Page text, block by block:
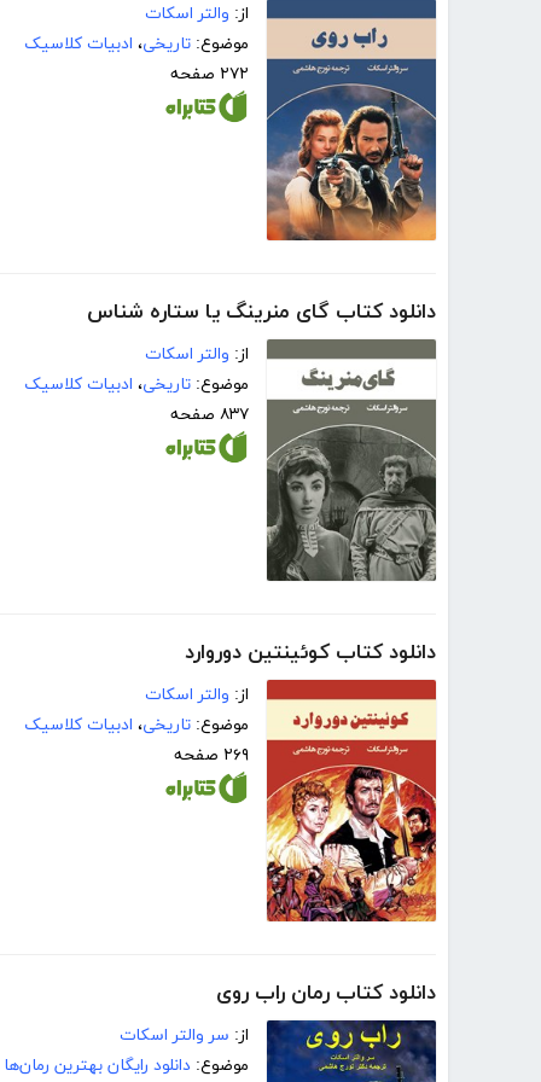
از: والتر اسکات
موضوع: تاریخی، ادبیات کلاسیک
۲۷۲ صفحه
دانلود کتاب گای منرینگ یا ستاره شناس
از: والتر اسکات
موضوع: تاریخی، ادبیات کلاسیک
۸۳۷ صفحه
دانلود کتاب کوئینتین دوروارد
از: والتر اسکات
موضوع: تاریخی، ادبیات کلاسیک
۲۶۹ صفحه
دانلود کتاب رمان راب روی
از: سر والتر اسکات
موضوع: دانلود رایگان بهترین رمان‌ها